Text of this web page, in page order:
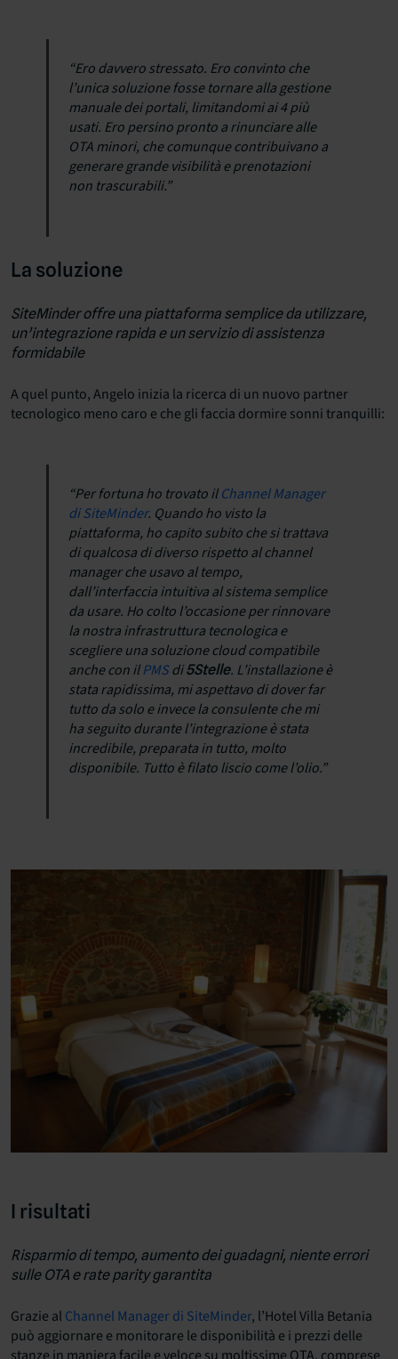
“Ero davvero stressato. Ero convinto che
l’unica soluzione fosse tornare alla gestione
manuale dei portali, limitandomi ai 4 più
usati. Ero persino pronto a rinunciare alle
OTA minori, che comunque contribuivano a
generare grande visibilità e prenotazioni
non trascurabili.”
La soluzione
SiteMinder offre una piattaforma semplice da utilizzare,
un’integrazione rapida e un servizio di assistenza
formidabile
A quel punto, Angelo inizia la ricerca di un nuovo partner
tecnologico meno caro e che gli faccia dormire sonni tranquilli:
“Per fortuna ho trovato ilChannel Manager
di SiteMinder. Quando ho visto la
piattaforma, ho capito subito che si trattava
di qualcosa di diverso rispetto al channel
manager che usavo al tempo,
dall’interfaccia intuitiva al sistema semplice
da usare. Ho colto l’occasione per rinnovare
la nostra infrastruttura tecnologica e
scegliere una soluzione cloud compatibile
anche con ilPMSdi5Stelle. L’installazione è
stata rapidissima, mi aspettavo di dover far
tutto da solo e invece la consulente che mi
ha seguito durante l’integrazione è stata
incredibile, preparata in tutto, molto
disponibile. Tutto è filato liscio come l’olio.”
I risultati
Risparmio di tempo, aumento dei guadagni, niente errori
sulle OTA e rate parity garantita
Grazie al Channel Manager di SiteMinder, l’Hotel Villa Betania
può aggiornare e monitorare le disponibilità e i prezzi delle